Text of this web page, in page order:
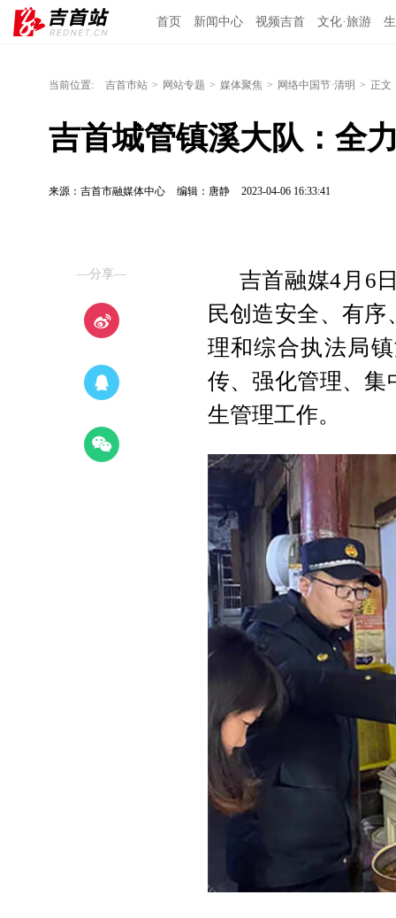
首页 新闻中心 视频吉首 文化·旅游
当前位置: 吉首市站 > 网站专题 > 媒体聚焦 > 网络中国节·清明 > 正文
吉首城管镇溪大队：全
来源：吉首市融媒体中心 编辑：唐静 2023-04-06 16:33:41
—分享—
吉首融媒4月6
民创造安全、有
理和综合执法局
传、强化管理、集
生管理工作。